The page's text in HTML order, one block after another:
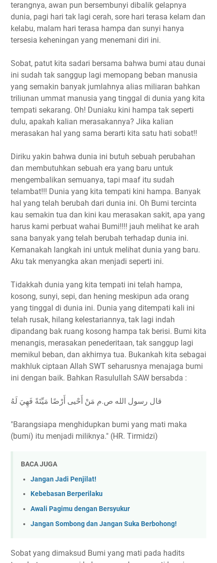
terangnya, awan pun bersembunyi dibalik gelapnya
dunia, pagi hari tak lagi cerah, sore hari terasa kelam dan
kelabu, malam hari terasa hampa dan sunyi hanya
tersesia keheningan yang menemani diri ini.
Sobat, patut kita sadari bersama bahwa bumi atau dunai
ini sudah tak sanggup lagi memopang beban manusia
yang semakin banyak jumlahnya alias miliaran bahkan
triliunan ummat manusia yang tinggal di dunia yang kita
tempati sekarang. Oh! Duniaku kini hampa tak seperti
dulu, apakah kalian merasakannya? Jika kalian
merasakan hal yang sama berarti kita satu hati sobat!!
Diriku yakin bahwa dunia ini butuh sebuah perubahan
dan membutuhkan sebuah era yang baru untuk
mengembalikan semuanya, tapi maaf itu sudah
telambat!!! Dunia yang kita tempati kini hampa. Banyak
hal yang telah berubah dari dunia ini. Oh Bumi tercinta
kau semakin tua dan kini kau merasakan sakit, apa yang
harus kami perbuat wahai Bumi!!!! jauh melihat ke arah
sana banyak yang telah berubah terhadap dunia ini.
Kemanakah langkah ini untuk melihat dunia yang baru.
Aku tak menyangka akan menjadi seperti ini.
Tidakkah dunia yang kita tempati ini telah hampa,
kosong, sunyi, sepi, dan hening meskipun ada orang
yang tinggal di dunia ini. Dunia yang ditempati kali ini
telah rusak, hilang kelestariannya, tak lagi indah
dipandang bak ruang kosong hampa tak berisi. Bumi kita
menangis, merasakan penederitaan, tak sanggup lagi
memikul beban, dan akhirnya tua. Bukankah kita sebagai
makhluk ciptaan Allah SWT seharusnya menajaga bumi
ini dengan baik. Bahkan Rasulullah SAW bersabda :
قال رسول الله ص.م مَنْ أَحْيى أَرْضًا مَيِّتَةً فَهِيَ لَهُ
"Barangsiapa menghidupkan bumi yang mati maka
(bumi) itu menjadi miliknya." (HR. Tirmidzi)
BACA JUGA
Jangan Jadi Penjilat!
Kebebasan Berperilaku
Awali Pagimu dengan Bersyukur
Jangan Sombong dan Jangan Suka Berbohong!
Sobat yang dimaksud Bumi yang mati pada hadits